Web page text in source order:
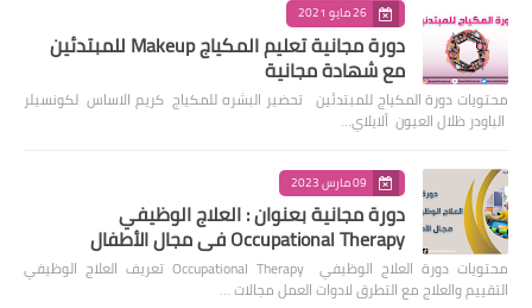
26 مايو 2021
دورة مجانية تعليم المكياج Makeup للمبتدئين
مع شهادة مجانية
محتويات دورة المكياج للمبتدئين تحضير البشره للمكياج كريم الاساس لكونسيلر
الباودر ظلال العيون ألايلاي…
09 مارس 2023
دورة مجانية بعنوان : العلاج الوظيفي
Occupational Therapy في مجال الأطفال
محتويات دورة العلاج الوظيفي Occupational Therapy تعريف العلاج الوظيفي
التقييم والعلاج مع التطرق لادوات العمل مجالات …